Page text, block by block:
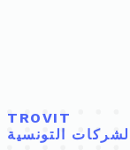
TROVIT
التونسية